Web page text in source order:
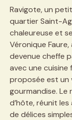
Ravigote, un
quartier Saint-
chaleureuse et
Véronique
devenue cheffe
avec une cuisine
proposée est un
gourmandise.
d’hôte, réunit
de délices